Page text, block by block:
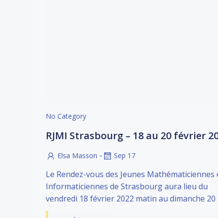
No Category
RJMI Strasbourg – 18 au 20 février
Elsa Masson - Sep 17
Le Rendez-vous des Jeunes Mathématiciennes
Informaticiennes de Strasbourg aura lieu du
vendredi 18 février 2022 matin au dimanche